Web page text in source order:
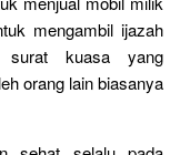
mengambil ijazah
surat kuasa yang
orang lain biasanya